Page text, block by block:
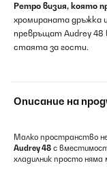
Ретро визия, която
хромираната дръжка
превръщат Audrey 48
стаята за гости.
Описание на
Малко пространство
Audrey 48 с
хладилник просто няма